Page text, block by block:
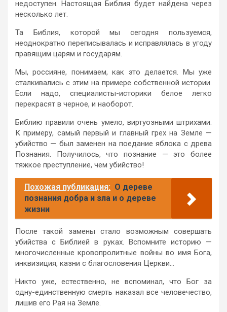
недоступен. Настоящая Библия будет найдена через
несколько лет.
Та Библия, которой мы сегодня пользуемся,
неоднократно переписывалась и исправлялась в угоду
правящим царям и государям.
Мы, россияне, понимаем, как это делается. Мы уже
сталкивались с этим на примере собственной истории.
Если надо, специалисты-историки белое легко
перекрасят в черное, и наоборот.
Библию правили очень умело, виртуозными штрихами.
К примеру, самый первый и главный грех на Земле —
убийство — был заменен на поедание яблока с древа
Познания. Получилось, что познание — это более
тяжкое преступление, чем убийство!
Похожая публикация: О дереве
познания добра и зла и о дереве
жизни
После такой замены стало возможным совершать
убийства с Библией в руках. Вспомните историю —
многочисленные кровопролитные войны во имя Бога,
инквизиция, казни с благословения Церкви…
Никто уже, естественно, не вспоминал, что Бог за
одну-единственную смерть наказал все человечество,
лишив его Рая на Земле.